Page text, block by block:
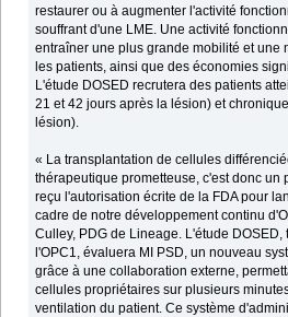
restaurer ou à augmenter l'activité
souffrant d'une LME. Une activité
entraîner une plus grande mobilité et une
les patients, ainsi que des économies
L'étude DOSED recrutera des patients
21 et 42 jours après la lésion) et
lésion).
« La transplantation de cellules
thérapeutique prometteuse, c'est donc un
reçu l'autorisation écrite de la FDA pour
cadre de notre développement continu
Culley, PDG de Lineage. L'étude
l'OPC1, évaluera MI PSD, un nouveau
grâce à une collaboration externe,
cellules propriétaires sur plusieurs
ventilation du patient. Ce système